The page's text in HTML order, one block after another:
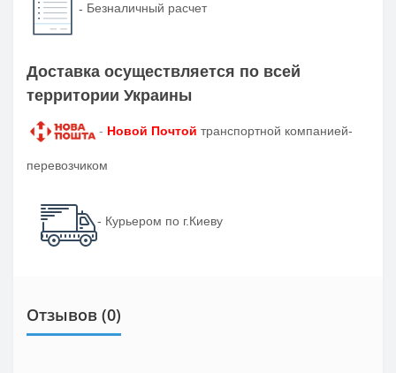
- Безналичный расчет
Доставка осуществляется по всей
территории Украины
- Новой Почтой транспортной компанией-
перевозчиком
- Курьером по г.Киеву
Отзывов (0)